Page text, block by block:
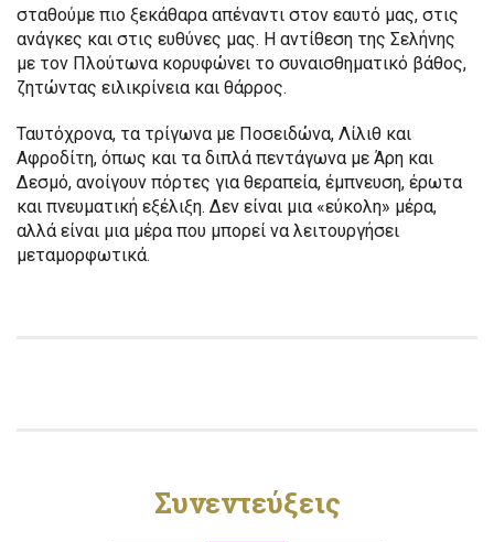
σταθούμε πιο ξεκάθαρα απέναντι στον εαυτό μας, στις
ανάγκες και στις ευθύνες μας. Η αντίθεση της Σελήνης
με τον Πλούτωνα κορυφώνει το συναισθηματικό βάθος,
ζητώντας ειλικρίνεια και θάρρος.
Ταυτόχρονα, τα τρίγωνα με Ποσειδώνα, Λίλιθ και
Αφροδίτη, όπως και τα διπλά πεντάγωνα με Άρη και
Δεσμό, ανοίγουν πόρτες για θεραπεία, έμπνευση, έρωτα
και πνευματική εξέλιξη. Δεν είναι μια «εύκολη» μέρα,
αλλά είναι μια μέρα που μπορεί να λειτουργήσει
μεταμορφωτικά.
Συνεντεύξεις